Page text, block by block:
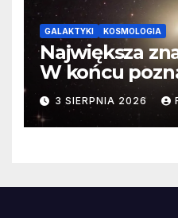
GALAKTYKI KOSMOLOGIA
Największa
W końcu
faktyczne
3 SIERPNIA 2026